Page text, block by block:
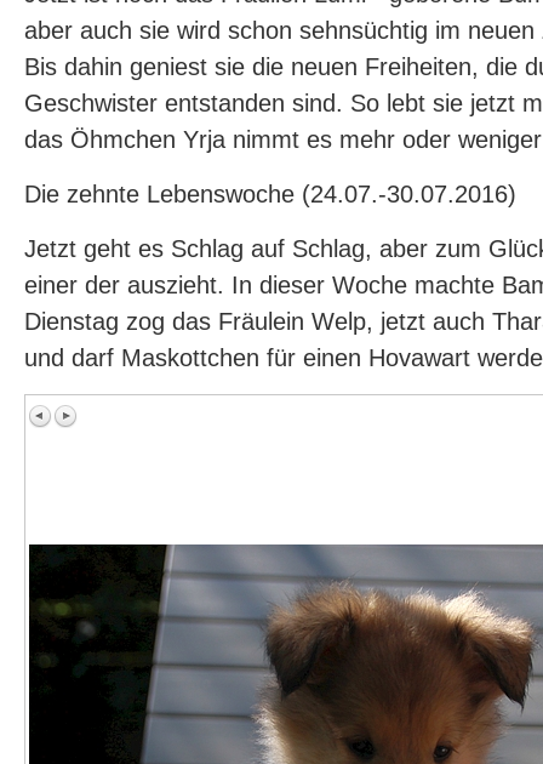
aber auch sie wird schon sehnsüchtig im
Bis dahin geniest sie die neuen Freiheiten, die
Geschwister entstanden sind. So lebt sie jetzt
das Öhmchen Yrja nimmt es mehr oder
Die zehnte Lebenswoche (24.07.-30.07.2016)
Jetzt geht es Schlag auf Schlag, aber zum
einer der auszieht. In dieser Woche machte
Dienstag zog das Fräulein Welp, jetzt auch
und darf Maskottchen für einen Hovawart